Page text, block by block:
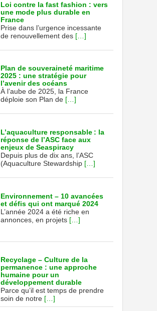
Loi contre la fast fashion : vers
une mode plus durable en
France
Prise dans l’urgence incessante
de renouvellement des […]
Plan de souveraineté maritime
2025 : une stratégie pour
l’avenir des océans
À l’aube de 2025, la France
déploie son Plan de […]
L’aquaculture responsable : la
réponse de l’ASC face aux
enjeux de Seaspiracy
Depuis plus de dix ans, l’ASC
(Aquaculture Stewardship […]
Environnement – 10 avancées
et défis qui ont marqué 2024
L’année 2024 a été riche en
annonces, en projets […]
Recyclage – Culture de la
permanence : une approche
humaine pour un
développement durable
Parce qu’il est temps de prendre
soin de notre […]